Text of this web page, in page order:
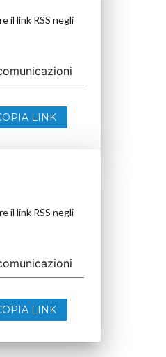
il link RSS negli
LINK
il link RSS negli
LINK